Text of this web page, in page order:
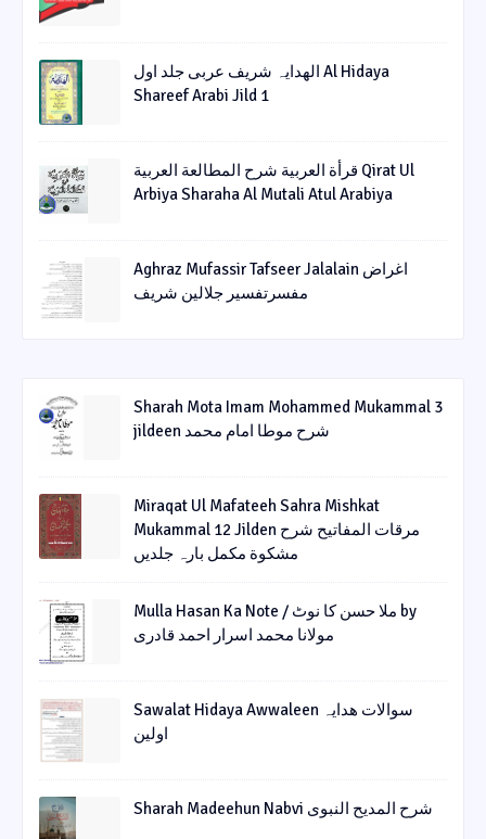
الھدایہ شریف عربی جلد اول Al Hidaya
Shareef Arabi Jild 1
قرأة العربیة شرح المطالعة العربیة Qirat Ul
Arbiya Sharaha Al Mutali Atul Arabiya
Aghraz Mufassir Tafseer Jalalain اغراض
مفسرتفسیر جلالین شریف
Sharah Mota Imam Mohammed Mukammal 3
jildeen شرح موطا امام محمد
Miraqat Ul Mafateeh Sahra Mishkat
Mukammal 12 Jilden مرقات المفاتیح شرح
مشکوة مکمل بارہ جلدیں
Mulla Hasan Ka Note / ملا حسن کا نوٹ by
مولانا محمد اسرار احمد قادری
Sawalat Hidaya Awwaleen سوالات ھدایہ
اولین
Sharah Madeehun Nabvi شرح المدیح النبوی